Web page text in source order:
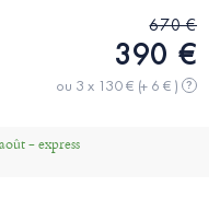
670 €
390 €
ou 3 x 130 € (+ 6 € ) ?
- express